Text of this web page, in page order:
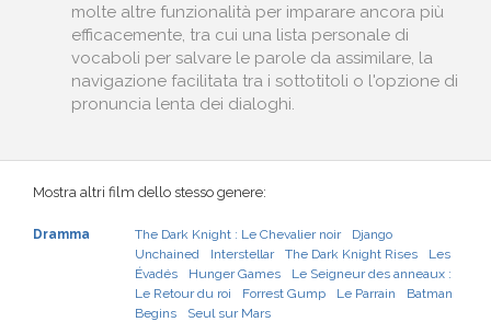
molte altre funzionalità per imparare ancora più
efficacemente, tra cui una lista personale di
vocaboli per salvare le parole da assimilare, la
navigazione facilitata tra i sottotitoli o l'opzione di
pronuncia lenta dei dialoghi.
Mostra altri film dello stesso genere:
Dramma The Dark Knight : Le Chevalier noir
Django
Unchained
Interstellar The Dark Knight Rises
Les
Évadés
Hunger Games
Le Seigneur des anneaux :
Le Retour du roi
Forrest Gump Le Parrain
Batman
Begins
Seul sur Mars